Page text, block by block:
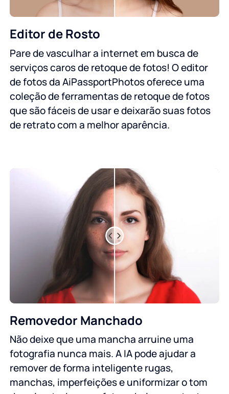
Editor de Rosto
Pare de vasculhar a internet em busca de
serviços caros de retoque de fotos! O editor
de fotos da AiPassportPhotos oferece uma
coleção de ferramentas de retoque de fotos
que são fáceis de usar e deixarão suas fotos
de retrato com a melhor aparência.
Removedor Manchado
Não deixe que uma mancha arruine uma
fotografia nunca mais. A IA pode ajudar a
remover de forma inteligente rugas,
manchas, imperfeições e uniformizar o tom